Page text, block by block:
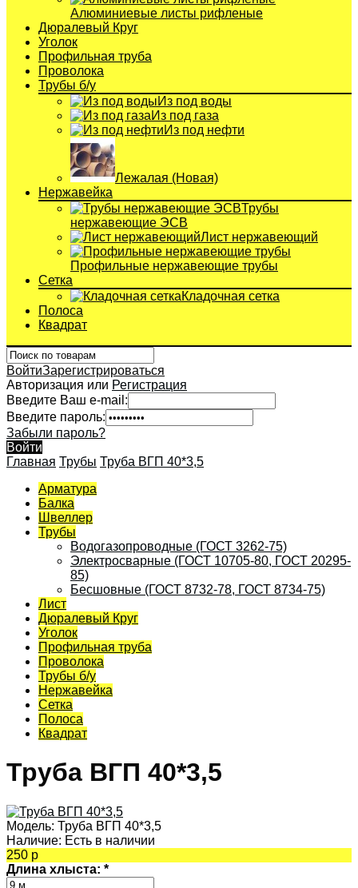
Алюминиевые листы рифленые
Дюралевый Круг
Уголок
Профильная труба
Проволока
Трубы б/у
Из под воды
Из под газа
Из под нефти
Лежалая (Новая)
Нержавейка
Трубы
нержавеющие ЭСВ
Лист нержавеющий
Профильные нержавеющие трубы
Сетка
Кладочная сетка
Полоса
Квадрат
ВойтиЗарегистрироваться
Авторизация или Регистрация
Введите Ваш e-mail:
Введите пароль:
Забыли пароль?
Войти
Главная Трубы Труба ВГП 40*3,5
Арматура
Балка
Швеллер
Трубы
Водогазопроводные (ГОСТ 3262-75)
Электросварные (ГОСТ 10705-80, ГОСТ 20295-
85)
Бесшовные (ГОСТ 8732-78, ГОСТ 8734-75)
Лист
Дюралевый Круг
Уголок
Профильная труба
Проволока
Трубы б/у
Нержавейка
Сетка
Полоса
Квадрат
Труба ВГП 40*3,5
Модель: Труба ВГП 40*3,5
Наличие: Есть в наличии
250 р
Длина хлыста: *